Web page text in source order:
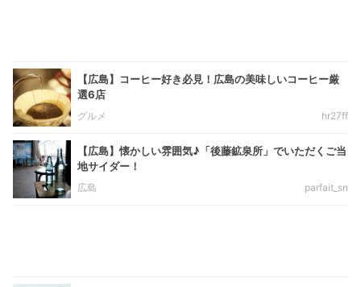
【広島】コーヒー好き必見！広島の美味しいコーヒー厳
選6店
グルメ hr27ff
【広島】懐かしい雰囲気♪「後藤鉱泉所」でいただくご当
地サイダー！
広島 parfait_sn